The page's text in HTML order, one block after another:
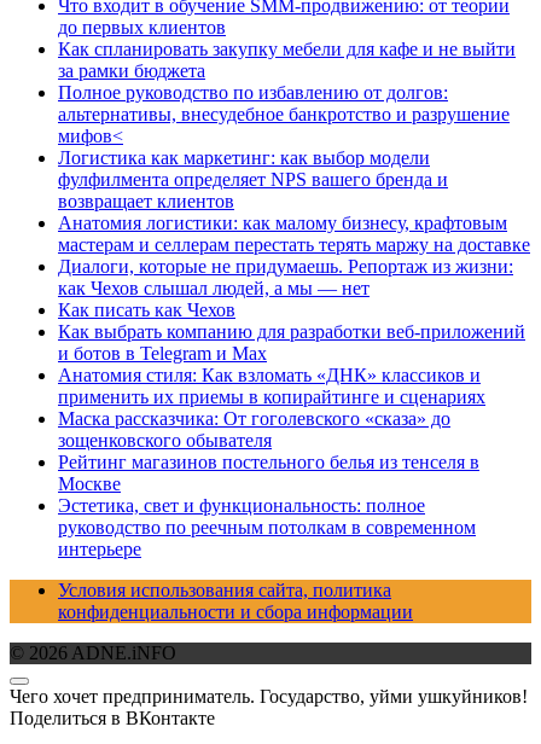
Что входит в обучение SMM-продвижению: от теории
до первых клиентов
Как спланировать закупку мебели для кафе и не выйти
за рамки бюджета
Полное руководство по избавлению от долгов:
альтернативы, внесудебное банкротство и разрушение
мифов<
Логистика как маркетинг: как выбор модели
фулфилмента определяет NPS вашего бренда и
возвращает клиентов
Анатомия логистики: как малому бизнесу, крафтовым
мастерам и селлерам перестать терять маржу на доставке
Диалоги, которые не придумаешь. Репортаж из жизни:
как Чехов слышал людей, а мы — нет
Как писать как Чехов
Как выбрать компанию для разработки веб-приложений
и ботов в Telegram и Max
Анатомия стиля: Как взломать «ДНК» классиков и
применить их приемы в копирайтинге и сценариях
Маска рассказчика: От гоголевского «сказа» до
зощенковского обывателя
Рейтинг магазинов постельного белья из тенселя в
Москве
Эстетика, свет и функциональность: полное
руководство по реечным потолкам в современном
интерьере
Условия использования сайта, политика
конфиденциальности и сбора информации
© 2026 ADNE.iNFO
Чего хочет предприниматель. Государство, уйми ушкуйников!
Поделиться в ВКонтакте